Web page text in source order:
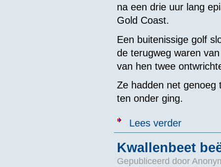
na een drie uur lang
Gold Coast.
Een buitenissige golf
de terugweg waren
van hen twee
Ze hadden net genoeg
ten onder ging.
Lees verderover Visser's
Kwallenbeet
Gepubliceerd door